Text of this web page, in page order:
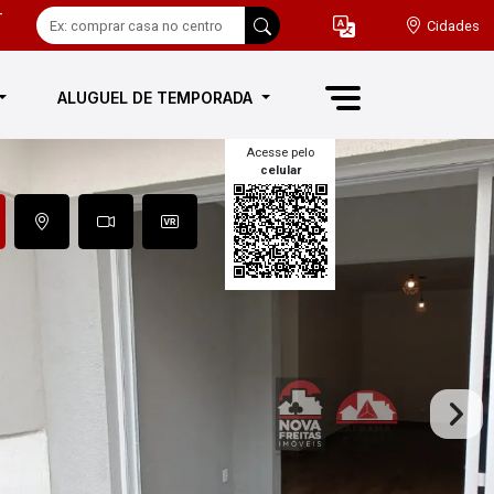
Cidades
ALUGUEL DE TEMPORADA
Acesse pelo
celular